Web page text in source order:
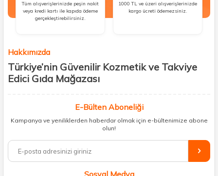
Tüm alışverişlerinizde peşin nakit
veya kredi kartı ile kapıda ödeme
gerçekleştirebilirsiniz.
1000 TL ve üzeri alışverişlerinizde
kargo ücreti ödemezsiniz.
Hakkımızda
Türkiye’nin Güvenilir Kozmetik ve Takviye
Edici Gıda Mağazası
kişisel bakım hem de takviye edici gıda ürünlerini sizlerle
buluşturuyoruz. Artık mağaza mağaza dolaşmanıza gerek yok;
ihtiyacınız olan her şeyi tek bir çatı altında topluyor ve kapınıza kadar
%100 orijinal kozmetik ve sağlık ürünleriyle güzelliğinizi tamamlayabilir,
vücudunuzu desteklemek için güvenilir takviye edici gıdalara
E-Bülten Aboneliği
Kampanya ve yeniliklerden haberdar olmak için e-bültenimize abone
olun!